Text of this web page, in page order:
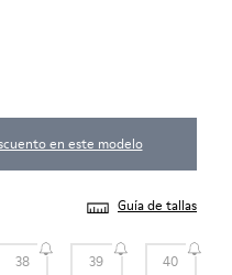
en este modelo
Guía de tallas
38 39 40